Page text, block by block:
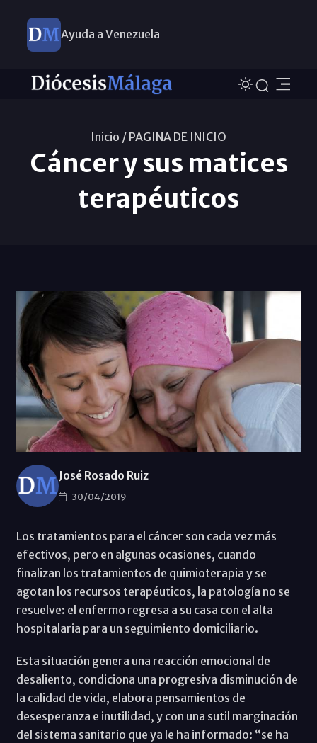
Ayuda a Venezuela
Inicio / PAGINA DE INICIO
Cáncer y sus matices
terapéuticos
José Rosado Ruiz
30/04/2019
Los tratamientos para el cáncer son cada vez más
efectivos, pero en algunas ocasiones, cuando
finalizan los tratamientos de quimioterapia y se
agotan los recursos terapéuticos, la patología no se
resuelve: el enfermo regresa a su casa con el alta
hospitalaria para un seguimiento domiciliario.
Esta situación genera una reacción emocional de
desaliento, condiciona una progresiva disminución de
la calidad de vida, elabora pensamientos de
desesperanza e inutilidad, y con una sutil marginación
del sistema sanitario que ya le ha informado: “se ha